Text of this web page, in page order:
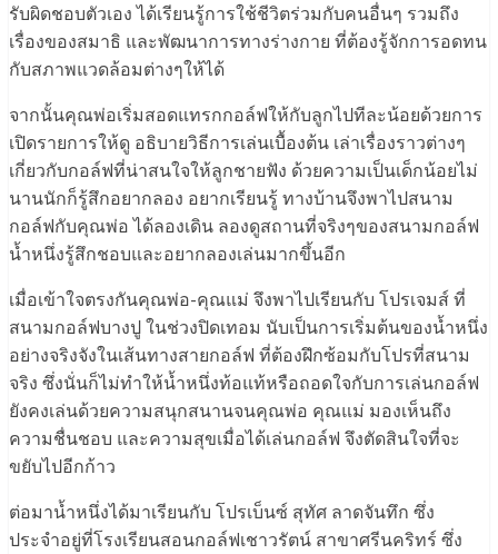
รับผิดชอบตัวเอง ได้เรียนรู้การใช้ชีวิตร่วมกับคนอื่นๆ รวมถึง
เรื่องของสมาธิ และพัฒนาการทางร่างกาย ที่ต้องรู้จักการอดทน
กับสภาพแวดล้อมต่างๆให้ได้
จากนั้นคุณพ่อเริ่มสอดแทรกกอล์ฟให้กับลูกไปทีละน้อยด้วยการ
เปิดรายการให้ดู อธิบายวิธีการเล่นเบื้องต้น เล่าเรื่องราวต่างๆ
เกี่ยวกับกอล์ฟที่น่าสนใจให้ลูกชายฟัง ด้วยความเป็นเด็กน้อยไม่
นานนักก็รู้สึกอยากลอง อยากเรียนรู้ ทางบ้านจึงพาไปสนาม
กอล์ฟกับคุณพ่อ ได้ลองเดิน ลองดูสถานที่จริงๆของสนามกอล์ฟ
น้ำหนึ่งรู้สึกชอบและอยากลองเล่นมากขึ้นอีก
เมื่อเข้าใจตรงกันคุณพ่อ-คุณแม่ จึงพาไปเรียนกับ โปรเจมส์ ที่
สนามกอล์ฟบางปู ในช่วงปิดเทอม นับเป็นการเริ่มต้นของน้ำหนึ่ง
อย่างจริงจังในเส้นทางสายกอล์ฟ ที่ต้องฝึกซ้อมกับโปรที่สนาม
จริง ซึ่งนั่นก็ไม่ทำให้น้ำหนึ่งท้อแท้หรือถอดใจกับการเล่นกอล์ฟ
ยังคงเล่นด้วยความสนุกสนานจนคุณพ่อ คุณแม่ มองเห็นถึง
ความชื่นชอบ และความสุขเมื่อได้เล่นกอล์ฟ จึงตัดสินใจที่จะ
ขยับไปอีกก้าว
ต่อมาน้ำหนึ่งได้มาเรียนกับ โปรเบ็นซ์ สุทัศ ลาดจันทึก ซึ่ง
ประจำอยู่ที่โรงเรียนสอนกอล์ฟเชาวรัตน์ สาขาศรีนคริทร์ ซึ่ง